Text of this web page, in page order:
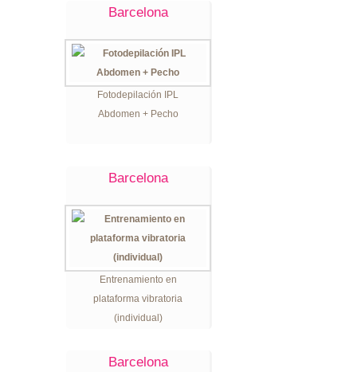
Barcelona
Fotodepilación IPL
Abdomen + Pecho
Barcelona
Entrenamiento en
plataforma vibratoria
(individual)
Barcelona